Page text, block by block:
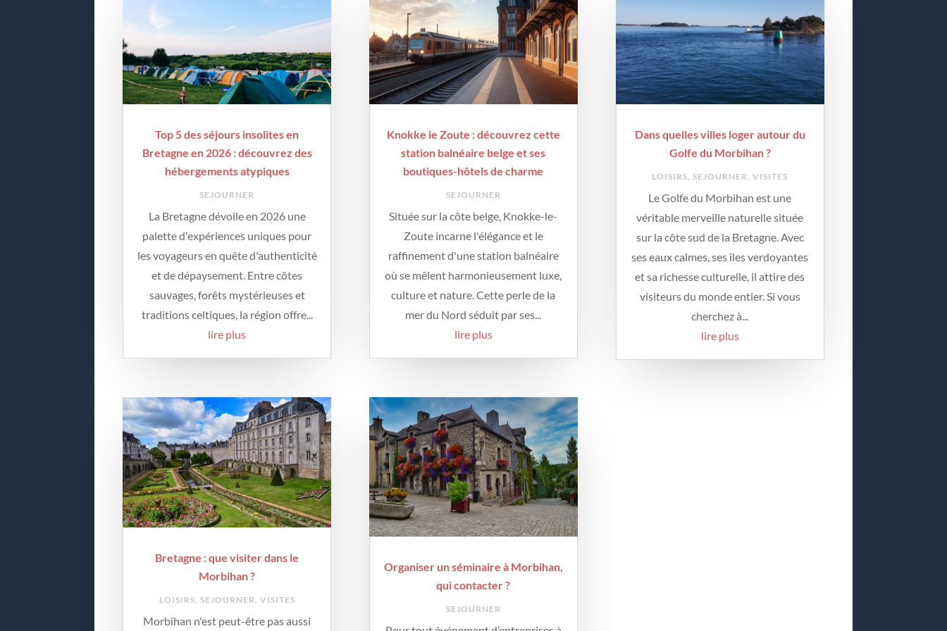
Top 5 des séjours insolites en
Bretagne en 2026 : découvrez des
hébergements atypiques
SEJOURNER
La Bretagne dévoile en 2026 une
palette d'expériences uniques pour
les voyageurs en quête d'authenticité
et de dépaysement. Entre côtes
sauvages, forêts mystérieuses et
traditions celtiques, la région offre...
lire plus
Bretagne : que visiter dans le
Morbihan ?
LOISIRS SEJOURNER VISITES
Morbihan n'est peut-être pas aussi
Knokke le Zoute : découvrez cette
station balnéaire belge et ses
boutiques-hôtels de charme
SEJOURNER
Située sur la côte belge, Knokke-le-
Zoute incarne l'élégance et le
raffinement d'une station balnéaire
où se mêlent harmonieusement luxe,
culture et nature. Cette perle de la
mer du Nord séduit par ses...
lire plus
Organiser un séminaire à Morbihan,
qui contacter ?
SEJOURNER
Dans quelles villes loger autour du
Golfe du Morbihan ?
LOISIRS,SEJOURNER ,VISITES
Le Golfe du Morbihan est une
véritable merveille naturelle située
sur la côte sud de la Bretagne. Avec
ses eaux calmes, ses îles verdoyantes
et sa richesse culturelle, il attire des
visiteurs du monde entier. Si vous
cherchez à...
lire plus